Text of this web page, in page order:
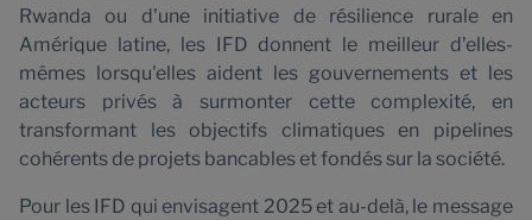
Rwanda ou d'une initiative de résilience rurale en
Amérique latine, les IFD donnent le meilleur d'elles-
mêmes lorsqu'elles aident les gouvernements et les
acteurs privés à surmonter cette complexité, en
transformant les objectifs climatiques en pipelines
cohérents de projets bancables et fondés sur la société.
Pour les IFD qui envisagent 2025 et au-delà, le message